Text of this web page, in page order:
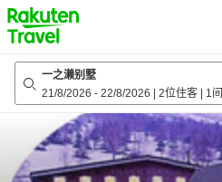
to
top
page
一之濑别墅
21/8/2026 - 22/8/2026 2位住客 1间